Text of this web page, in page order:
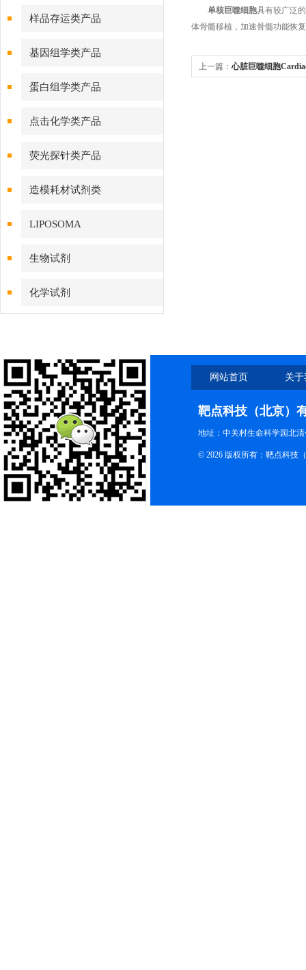
样品存运类产品
基因组学类产品
蛋白组学类产品
点击化学类产品
荧光探针类产品
造模耗材试剂类
LIPOSOMA
生物试剂
化学试剂
精品仪器
技术服务
单核巨噬细胞具有较广泛
体骨髓移植，加速骨髓功能恢
上一篇：心脏巨噬细胞
网站首页 关
靶点科技（北京）
地址：中关村生命科学园北
© 2026 版权所有：靶点科技